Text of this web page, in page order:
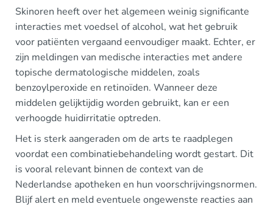
Skinoren heeft over het algemeen weinig significante
interacties met voedsel of alcohol, wat het gebruik
voor patiënten vergaand eenvoudiger maakt. Echter, er
zijn meldingen van medische interacties met andere
topische dermatologische middelen, zoals
benzoylperoxide en retinoïden. Wanneer deze
middelen gelijktijdig worden gebruikt, kan er een
verhoogde huidirritatie optreden.
Het is sterk aangeraden om de arts te raadplegen
voordat een combinatiebehandeling wordt gestart. Dit
is vooral relevant binnen de context van de
Nederlandse apotheken en hun voorschrijvingsnormen.
Blijf alert en meld eventuele ongewenste reacties aan